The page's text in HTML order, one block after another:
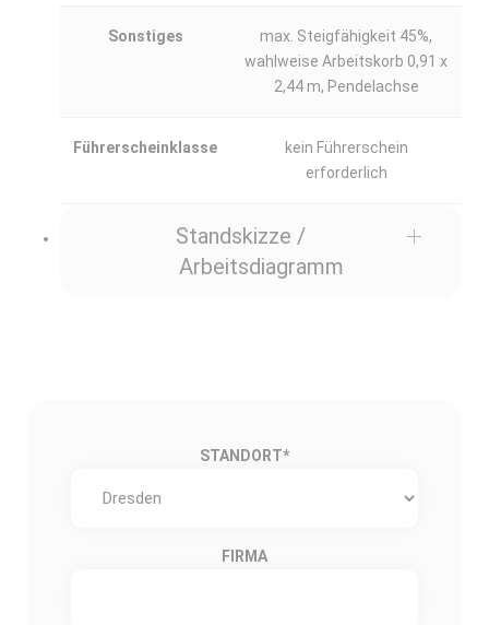
Sonstiges
max. Steigfähigkeit 45%,
wahlweise Arbeitskorb 0,91 x
2,44 m, Pendelachse
Führerscheinklasse
kein Führerschein
erforderlich
Standskizze /
Arbeitsdiagramm
STANDORT*
FIRMA